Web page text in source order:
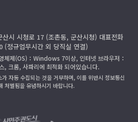
시 시청로 17 (조촌동, 군산시청) 대표전화
(정규업무시간 외 당직실 연결)
체제(OS)：Windows 7이상, 인터넷 브라우저：
, 크롬, 사파리에 최적화 되어있습니다.
자동 수집되는 것을 거부하며, 이를 위반시 정보통신
처벌됨을 유념하시기 바랍니다.